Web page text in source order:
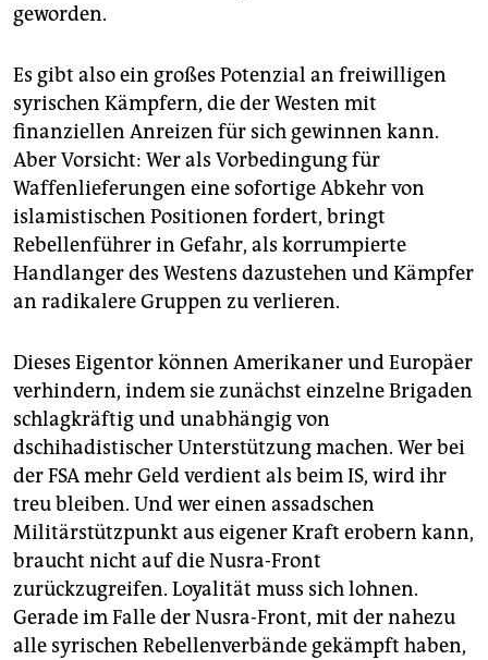
geworden.
Es gibt also ein großes Potenzial an freiwilligen
syrischen Kämpfern, die der Westen mit
finanziellen Anreizen für sich gewinnen kann.
Aber Vorsicht: Wer als Vorbedingung für
Waffenlieferungen eine sofortige Abkehr von
islamistischen Positionen fordert, bringt
Rebellenführer in Gefahr, als korrumpierte
Handlanger des Westens dazustehen und Kämpfer
an radikalere Gruppen zu verlieren.
Dieses Eigentor können Amerikaner und Europäer
verhindern, indem sie zunächst einzelne Brigaden
schlagkräftig und unabhängig von
dschihadistischer Unterstützung machen. Wer bei
der FSA mehr Geld verdient als beim IS, wird ihr
treu bleiben. Und wer einen assadschen
Militärstützpunkt aus eigener Kraft erobern kann,
braucht nicht auf die Nusra-Front
zurückzugreifen. Loyalität muss sich lohnen.
Gerade im Falle der Nusra-Front, mit der nahezu
alle syrischen Rebellenverbände gekämpft haben,